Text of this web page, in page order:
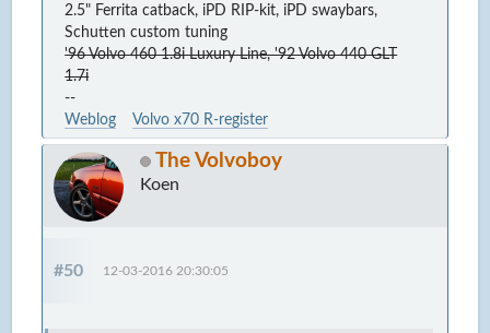
2.5" Ferrita catback, iPD RIP-kit, iPD swaybars,
Schutten custom tuning
'96 Volvo 460 1.8i Luxury Line, '92 Volvo 440 GLT
1.7i
--
Weblog
Volvo x70 R-register
The Volvoboy
Koen
#50 12-03-2016 20:30:05